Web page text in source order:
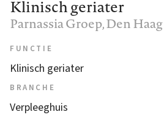
Klinisch geriater
Parnassia Groep, Den Haag
FUNCTIE
Klinisch geriater
BRANCHE
Verpleeghuis